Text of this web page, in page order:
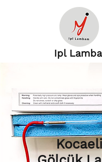
Ipl Lamba
Kocaeli